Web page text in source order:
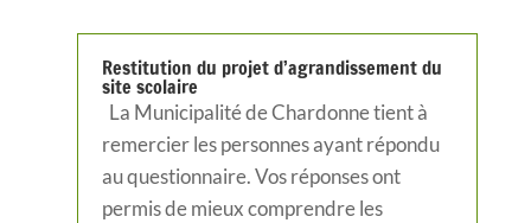
Restitution du projet d’agrandissement du
site scolaire
La Municipalité de Chardonne tient à
remercier les personnes ayant répondu
au questionnaire. Vos réponses ont
permis de mieux comprendre les